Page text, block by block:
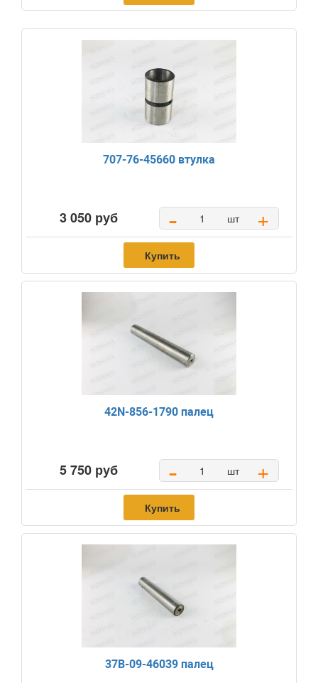
707-76-45660 втулка
3 050 руб - шт +
Купить
42N-856-1790 палец
5 750 руб - шт +
Купить
37B-09-46039 палец